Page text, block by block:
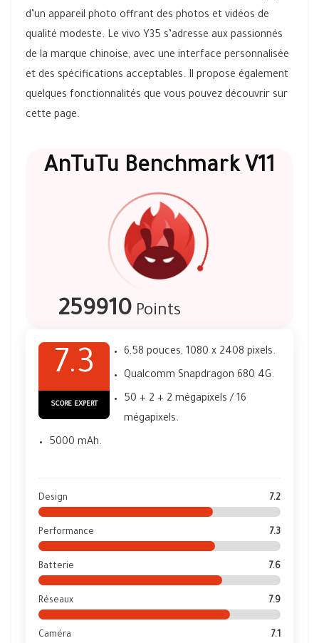
d’un appareil photo offrant des photos et vidéos de
qualité modeste. Le vivo Y35 s’adresse aux passionnés
de la marque chinoise, avec une interface personnalisée
et des spécifications acceptables. Il propose également
quelques fonctionnalités que vous pouvez découvrir sur
cette page.
AnTuTu Benchmark V11
259910 Points
7.3
SCORE EXPERT
6,58 pouces, 1080 x 2408 pixels.
Qualcomm Snapdragon 680 4G.
50 + 2 + 2 mégapixels / 16
mégapixels.
5000 mAh.
Design 7.2
Performance 7.3
Batterie 7.6
Réseaux 7.9
Caméra 7.1